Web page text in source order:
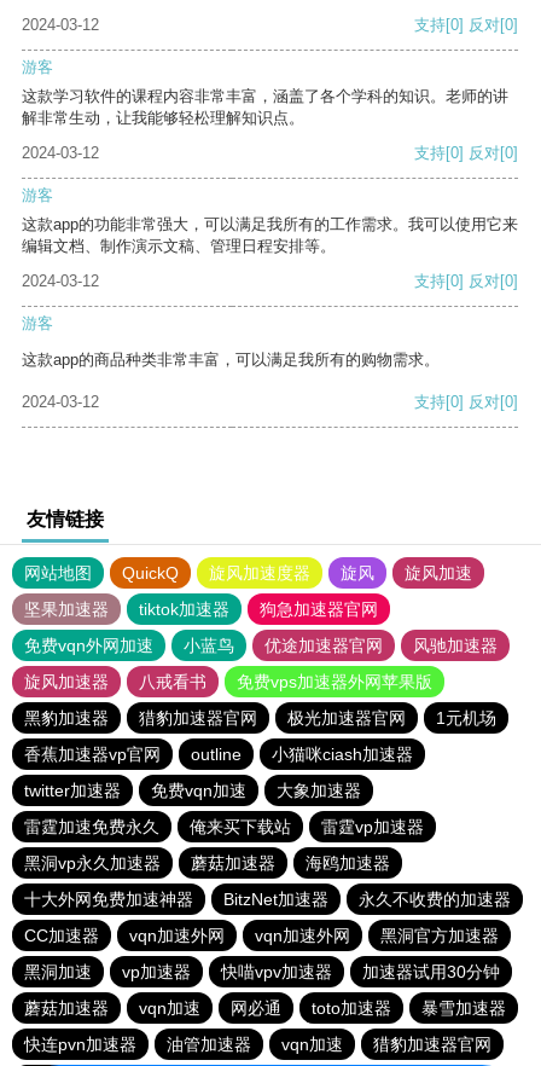
2024-03-12
支持[0] 反对[0]
游客
这款学习软件的课程内容非常丰富，涵盖了各个学科的知识。老师的讲
解非常生动，让我能够轻松理解知识点。
2024-03-12
支持[0] 反对[0]
游客
这款app的功能非常强大，可以满足我所有的工作需求。我可以使用它来
编辑文档、制作演示文稿、管理日程安排等。
2024-03-12
支持[0] 反对[0]
游客
这款app的商品种类非常丰富，可以满足我所有的购物需求。
2024-03-12 支持[0] 反对[0]
友情链接
网站地图 QuickQ 旋风加速度器 旋风
旋风加速
坚果加速器
tiktok加速器
狗急加速器官网
免费vqn外网加速
小蓝鸟 优途加速器官网
风驰加速器
旋风加速器
八戒看书
免费vps加速器外网苹果版
黑豹加速器
猎豹加速器官网 极光加速器官网
1元机场
香蕉加速器vp官网
outline
小猫咪ciash加速器
twitter加速器
免费vqn加速
大象加速器
雷霆加速免费永久
俺来买下载站
雷霆vp加速器
黑洞vp永久加速器
蘑菇加速器
海鸥加速器
十大外网免费加速神器
BitzNet加速器
永久不收费的加速器
CC加速器
vqn加速外网 vqn加速外网
黑洞官方加速器
黑洞加速
vp加速器 快喵vpv加速器
加速器试用30分钟
蘑菇加速器
vqn加速 网必通 toto加速器
暴雪加速器
快连pvn加速器
油管加速器 vqn加速 猎豹加速器官网